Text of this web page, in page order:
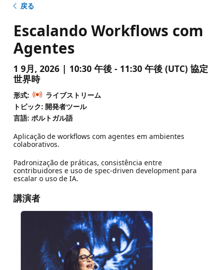
戻る
Escalando Workflows com
Agentes
1 9月, 2026 | 10:30 午後 - 11:30 午後 (UTC) 協定
世界時
形式:
ライブストリーム
トピック: 開発者ツール
言語: ポルトガル語
Aplicação de workflows com agentes em ambientes
colaborativos.
Padronização de práticas, consistência entre
contribuidores e uso de spec-driven development para
escalar o uso de IA.
講演者